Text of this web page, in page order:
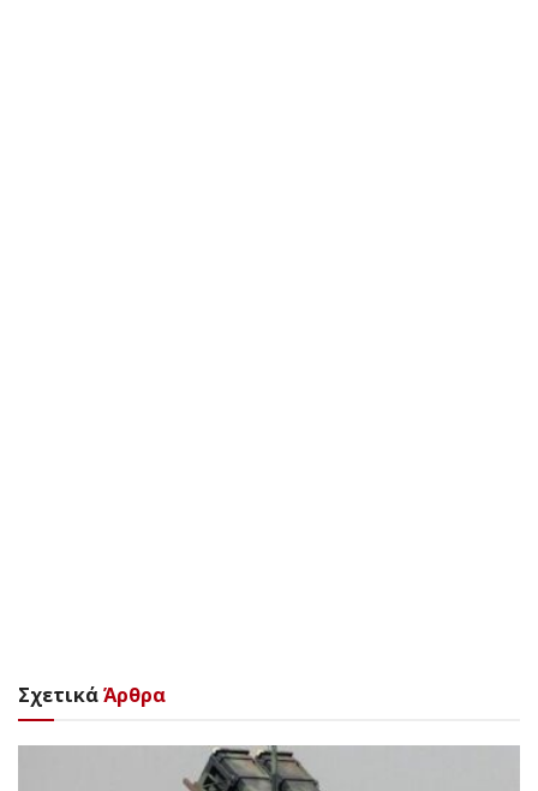
ΣχετικάΆρθρα